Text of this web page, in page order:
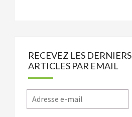
RECEVEZ LES DERNIERS
ARTICLES PAR EMAIL
Adresse
e-